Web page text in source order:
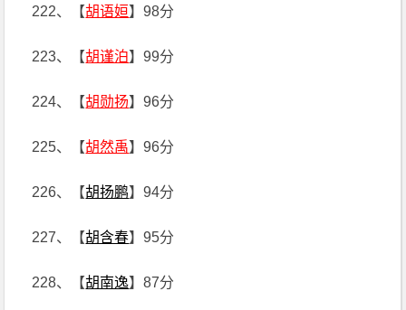
222、【胡语姮】98分
223、【胡谨泊】99分
224、【胡勋扬】96分
225、【胡然禹】96分
226、【胡扬鹏】94分
227、【胡含春】95分
228、【胡南逸】87分